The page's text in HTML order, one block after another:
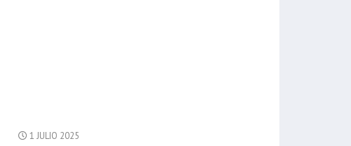
1 JULIO 2025